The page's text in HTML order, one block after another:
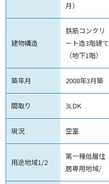
月）
建物構造
鉄筋コンクリ
ート造3階建て
（地下1階）
築年月 2008年3月築
間取り 3LDK
現況 空室
用途地域1/2
第一種低層住
居専用地域/